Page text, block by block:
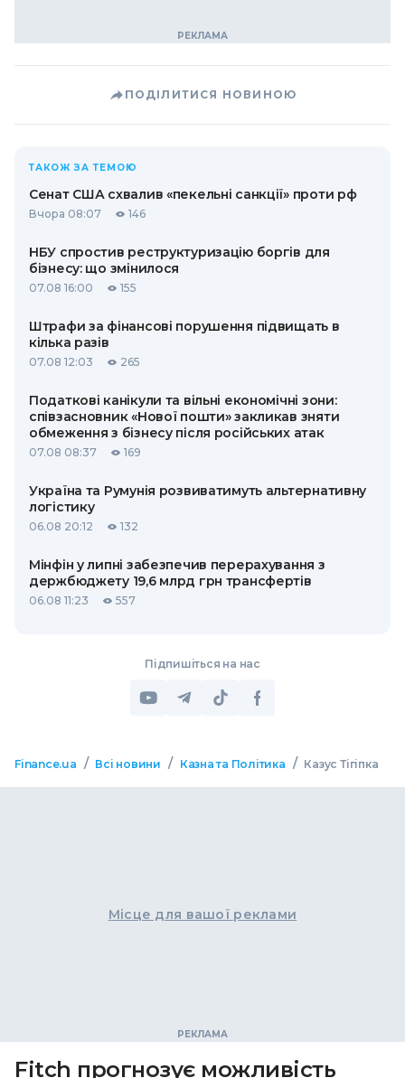
ПОДІЛИТИСЯ НОВИНОЮ
ТАКОЖ ЗА ТЕМОЮ
Сенат США схвалив «пекельні санкції» проти рф
Вчора 08:07 146
НБУ спростив реструктуризацію боргів для
бізнесу: що змінилося
07.08 16:00 155
Штрафи за фінансові порушення підвищать в
кілька разів
07.08 12:03 265
Податкові канікули та вільні економічні зони:
співзасновник «Нової пошти» закликав зняти
обмеження з бізнесу після російських атак
07.08 08:37 169
Україна та Румунія розвиватимуть альтернативну
логістику
06.08 20:12 132
Мінфін у липні забезпечив перерахування з
держбюджету 19,6 млрд грн трансфертів
06.08 11:23 557
Підпишіться на нас
Finance.ua / Всі новини / Казна та Політика / Казус Тігіпка
Місце для вашої реклами
Fitch прогнозує можливість